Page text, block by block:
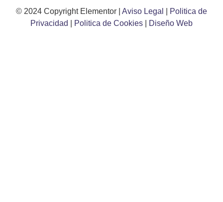
© 2024 Copyright Elementor | Aviso Legal
Politica de
Privacidad
Politica de Cookies Diseño Web